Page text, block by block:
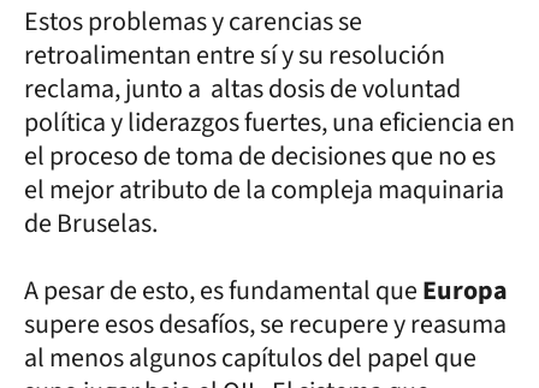
Estos problemas y carencias se
retroalimentan entre sí y su resolución
reclama, junto a altas dosis de voluntad
política y liderazgos fuertes, una eficiencia en
el proceso de toma de decisiones que no es
el mejor atributo de la compleja maquinaria
de Bruselas.
A pesar de esto, es fundamental queEuropa
supere esos desafíos, se recupere y reasuma
al menos algunos capítulos del papel que